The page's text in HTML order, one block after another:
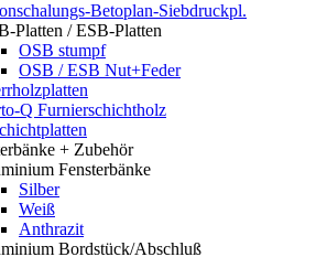
Betoplan-Siebdruckpl.
Platten / ESB-Platten
OSB stumpf
OSB / ESB Nut+Feder
Q Furnierschichtholz
+ Zubehör
Fensterbänke
Silber
Weiß
Anthrazit
Bordstück/Abschluß